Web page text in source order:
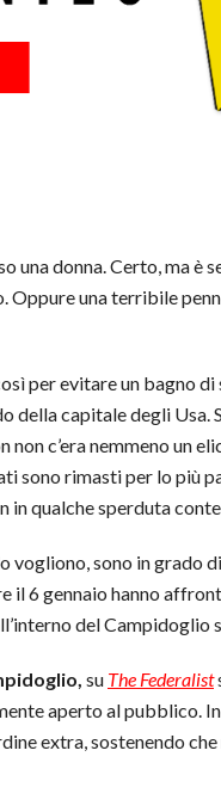
una donna. Certo, ma
Oppure una terribile
per evitare un bagno
della capitale degli
c’era nemmeno un
sono rimasti per lo più
qualche sperduta
vogliono, sono in grado
il 6 gennaio hanno
del Campidoglio
su The Federalist
aperto al pubblico.
extra, sostenendo